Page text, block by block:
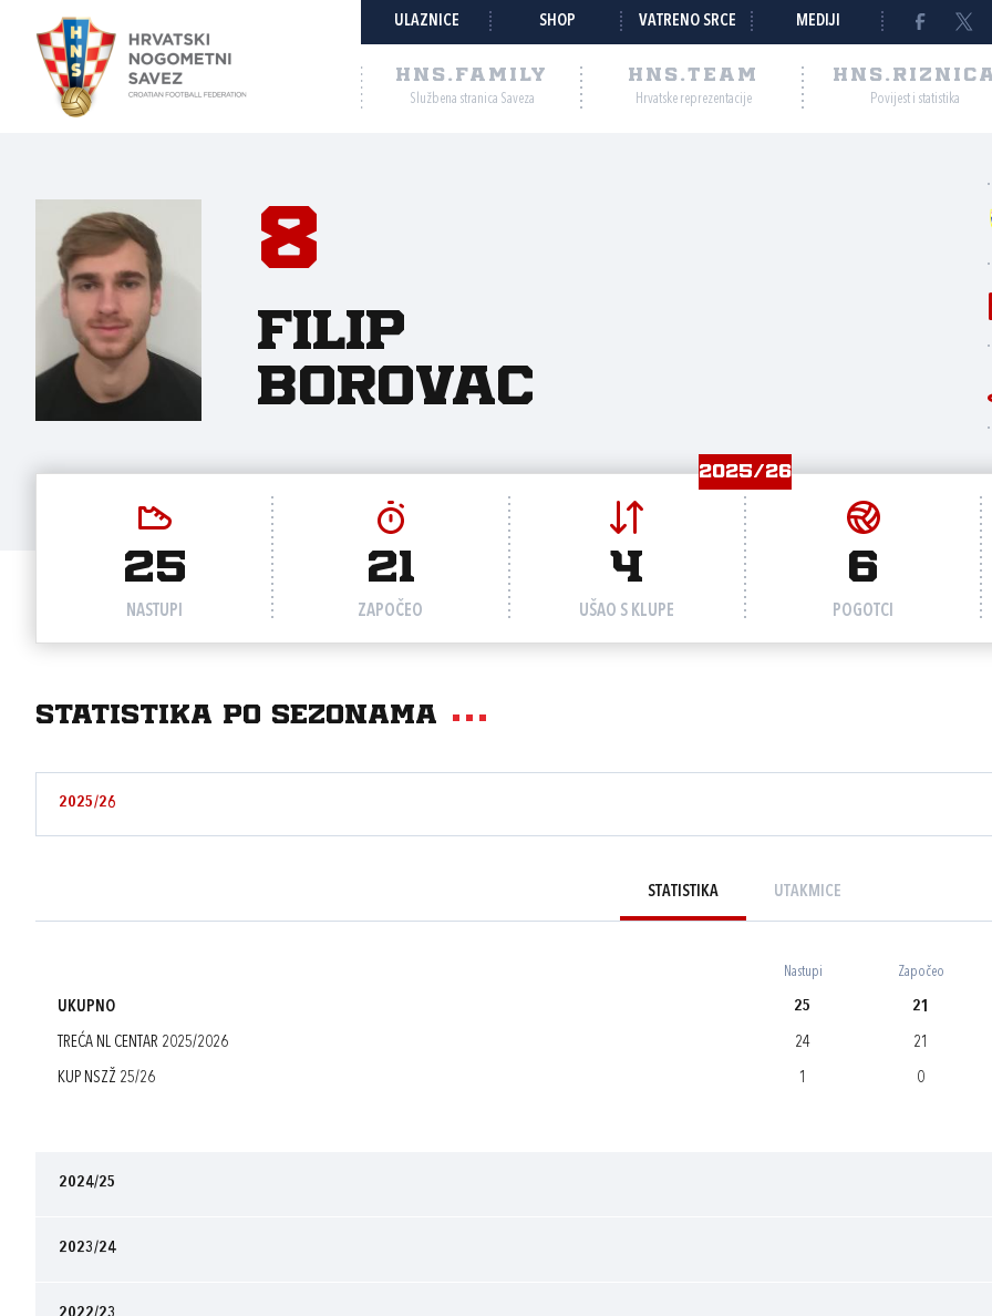
ULAZNICE SHOP VATRENO SRCE MEDIJI
HNS.FAMILY
Službena stranica Saveza
HNS.TEAM
Hrvatske reprezentacije Povijest i statistika
8
Filip
Borovac
2025/26
25
NASTUPI
21
ZAPOČEO
4
UŠAO S KLUPE
6
POGOTCI
Statistika po sezonama
2025/26
STATISTIKA UTAKMICE
Nastupi Započeo
UKUPNO 25 21
TREĆA NL CENTAR 2025/2026 24 21
KUP NSZŽ 25/26 1 0
2024/25
2023/24